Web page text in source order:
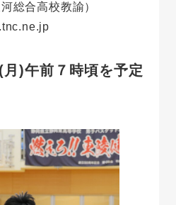
総合高校教諭）
)午前７時頃を予定